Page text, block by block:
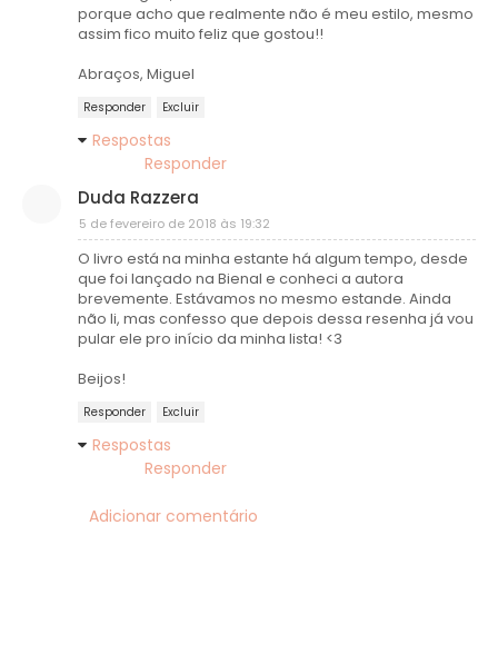
porque acho que realmente não é meu estilo, mesmo
assim fico muito feliz que gostou!!
Abraços, Miguel
Responder Excluir
Respostas
Responder
Duda Razzera
5 de fevereiro de 2018 às 19:32
O livro está na minha estante há algum tempo, desde
que foi lançado na Bienal e conheci a autora
brevemente. Estávamos no mesmo estande. Ainda
não li, mas confesso que depois dessa resenha já vou
pular ele pro início da minha lista! <3
Beijos!
Responder Excluir
Respostas
Responder
Adicionar comentário